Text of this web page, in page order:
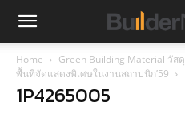
Home
Green Building Material วัส
พื้นที่จัดแสดงพิเศษในงานสถาปนิก’59
1P4265005